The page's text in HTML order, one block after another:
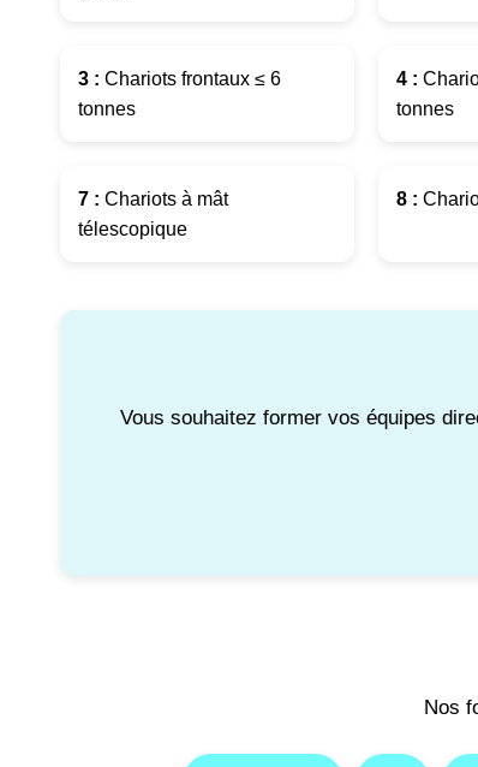
3 : Chariots frontaux ≤ 6
tonnes
4 :
tonnes
7 : Chariots à mât
télescopique
8 :
Vous souhaitez former vos équipes
Nos